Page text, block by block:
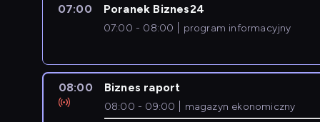
07:00 Poranek Biznes24
07:00 - 08:00 program informacyjny
08:00 Biznes raport
08:00 - 09:00 magazyn ekonomiczny